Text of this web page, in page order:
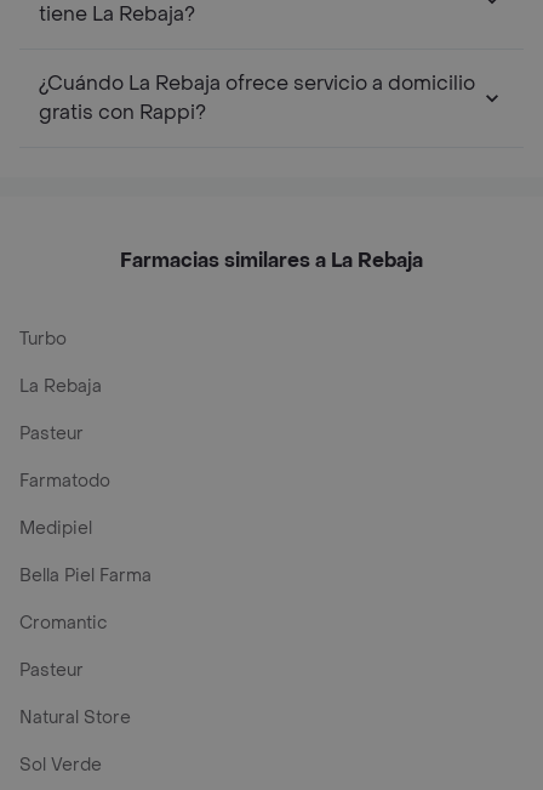
tiene La Rebaja?
¿Cuándo La Rebaja ofrece servicio a domicilio
gratis con Rappi?
Farmacias similares a La Rebaja
Turbo
La Rebaja
Pasteur
Farmatodo
Medipiel
Bella Piel Farma
Cromantic
Pasteur
Natural Store
Sol Verde